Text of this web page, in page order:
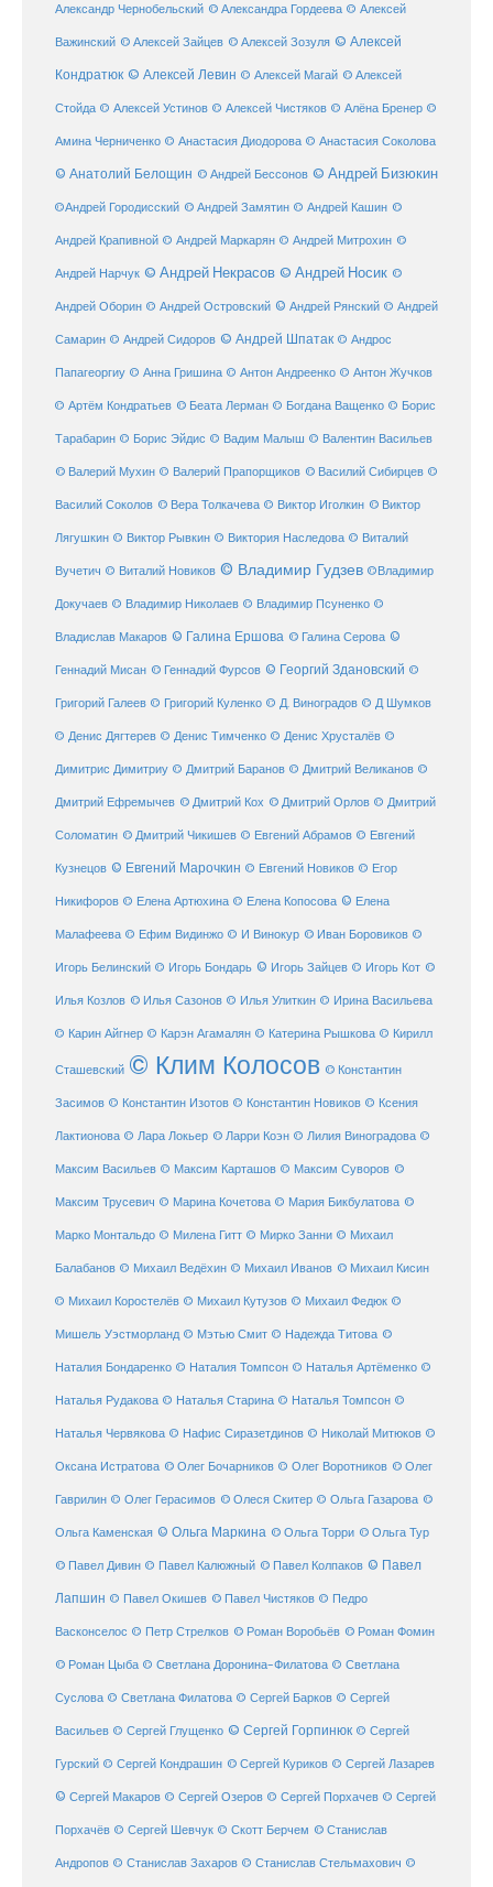
Александр Чернобельский © Александра Гордеева © Алексей
Важинский © Алексей Зайцев © Алексей Зозуля © Алексей
Кондратюк © Алексей Левин © Алексей Магай © Алексей
Стойда © Алексей Устинов © Алексей Чистяков © Алёна Бренер ©
Амина Черниченко © Анастасия Диодорова © Анастасия Соколова
© Анатолий Белощин © Андрей Бессонов © Андрей Бизюкин
©Андрей Городисский © Андрей Замятин © Андрей Кашин ©
Андрей Крапивной © Андрей Маркарян © Андрей Митрохин ©
Андрей Нарчук © Андрей Некрасов © Андрей Носик ©
Андрей Оборин © Андрей Островский © Андрей Рянский © Андрей
Самарин © Андрей Сидоров © Андрей Шпатак © Андрос
Папагеоргиу © Анна Гришина © Антон Андреенко © Антон Жучков
© Артём Кондратьев © Беата Лерман © Богдана Ващенко © Борис
Тарабарин © Борис Эйдис © Вадим Малыш © Валентин Васильев
© Валерий Мухин © Валерий Прапорщиков © Василий Сибирцев ©
Василий Соколов © Вера Толкачева © Виктор Иголкин © Виктор
Лягушкин © Виктор Рывкин © Виктория Наследова © Виталий
Вучетич © Виталий Новиков © Владимир Гудзев ©Владимир
Докучаев © Владимир Николаев © Владимир Псуненко ©
Владислав Макаров © Галина Ершова © Галина Серова ©
Геннадий Мисан © Геннадий Фурсов © Георгий Здановский ©
Григорий Галеев © Григорий Куленко © Д. Виноградов © Д Шумков
© Денис Дягтерев © Денис Тимченко © Денис Хрусталёв ©
Димитрис Димитриу © Дмитрий Баранов © Дмитрий Великанов ©
Дмитрий Ефремычев © Дмитрий Кох © Дмитрий Орлов © Дмитрий
Соломатин © Дмитрий Чикишев © Евгений Абрамов © Евгений
Кузнецов © Евгений Марочкин © Евгений Новиков © Егор
Никифоров © Елена Артюхина © Елена Копосова © Елена
Малафеева © Ефим Видинжо © И Винокур © Иван Боровиков ©
Игорь Белинский © Игорь Бондарь © Игорь Зайцев © Игорь Кот ©
Илья Козлов © Илья Сазонов © Илья Улиткин © Ирина Васильева
© Карин Айгнер © Карэн Агамалян © Катерина Рышкова © Кирилл
Сташевский © Клим Колосов © Константин
Засимов © Константин Изотов © Константин Новиков © Ксения
Лактионова © Лара Локьер © Ларри Коэн © Лилия Виноградова ©
Максим Васильев © Максим Карташов © Максим Суворов ©
Максим Трусевич © Марина Кочетова © Мария Бикбулатова ©
Марко Монтальдо © Милена Гитт © Мирко Занни © Михаил
Балабанов © Михаил Ведёхин © Михаил Иванов © Михаил Кисин
© Михаил Коростелёв © Михаил Кутузов © Михаил Федюк ©
Мишель Уэстморланд © Мэтью Смит © Надежда Титова ©
Наталия Бондаренко © Наталия Томпсон © Наталья Артёменко ©
Наталья Рудакова © Наталья Старина © Наталья Томпсон ©
Наталья Червякова © Нафис Сиразетдинов © Николай Митюков ©
Оксана Истратова © Олег Бочарников © Олег Воротников © Олег
Гаврилин © Олег Герасимов © Олеся Скитер © Ольга Газарова ©
Ольга Каменская © Ольга Маркина © Ольга Торри © Ольга Тур
© Павел Дивин © Павел Калюжный © Павел Колпаков © Павел
Лапшин © Павел Окишев © Павел Чистяков © Педро
Васконселос © Петр Стрелков © Роман Воробьёв © Роман Фомин
© Роман Цыба © Светлана Доронина-Филатова © Светлана
Суслова © Светлана Филатова © Сергей Барков © Сергей
Васильев © Сергей Глущенко © Сергей Горпинюк © Сергей
Гурский © Сергей Кондрашин © Сергей Куриков © Сергей Лазарев
© Сергей Макаров © Сергей Озеров © Сергей Порхачев © Сергей
Порхачёв © Сергей Шевчук © Скотт Берчем © Станислав
Андропов © Станислав Захаров © Станислав Стельмахович ©